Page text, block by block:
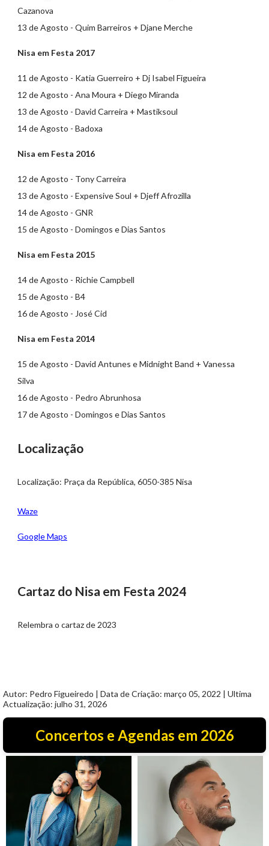
Cazanova
13 de Agosto - Quim Barreiros + Djane Merche
Nisa em Festa 2017
11 de Agosto - Katia Guerreiro + Dj Isabel Figueira
12 de Agosto - Ana Moura + Diego Miranda
13 de Agosto - David Carreira + Mastiksoul
14 de Agosto - Badoxa
Nisa em Festa 2016
12 de Agosto - Tony Carreira
13 de Agosto - Expensive Soul + Djeff Afrozilla
14 de Agosto - GNR
15 de Agosto - Domingos e Dias Santos
Nisa em Festa 2015
14 de Agosto - Richie Campbell
15 de Agosto - B4
16 de Agosto - José Cid
Nisa em Festa 2014
15 de Agosto - David Antunes e Midnight Band + Vanessa
Silva
16 de Agosto - Pedro Abrunhosa
17 de Agosto - Domingos e Dias Santos
Localização
Localização: Praça da República, 6050-385 Nisa
Waze
Google Maps
Cartaz do Nisa em Festa 2024
Relembra o cartaz de 2023
Autor: Pedro Figueiredo | Data de Criação: março 05, 2022 | Ultima
Actualização: julho 31, 2026
Concertos e Agendas em 2026